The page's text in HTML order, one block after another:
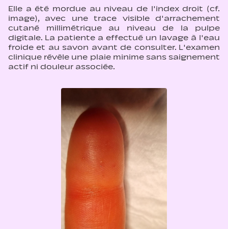
Elle a été mordue au niveau de l'index droit (cf.
image), avec une trace visible d'arrachement
cutané millimétrique au niveau de la pulpe
digitale. La patiente a effectué un lavage à l'eau
froide et au savon avant de consulter. L'examen
clinique révèle une plaie minime sans saignement
actif ni douleur associée.